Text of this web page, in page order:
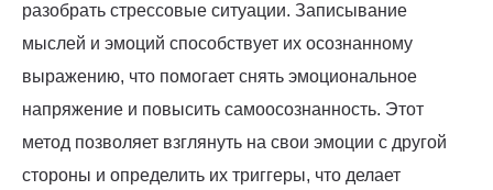
разобрать стрессовые ситуации. Записывание
мыслей и эмоций способствует их осознанному
выражению, что помогает снять эмоциональное
напряжение и повысить самоосознанность. Этот
метод позволяет взглянуть на свои эмоции с другой
стороны и определить их триггеры, что делает